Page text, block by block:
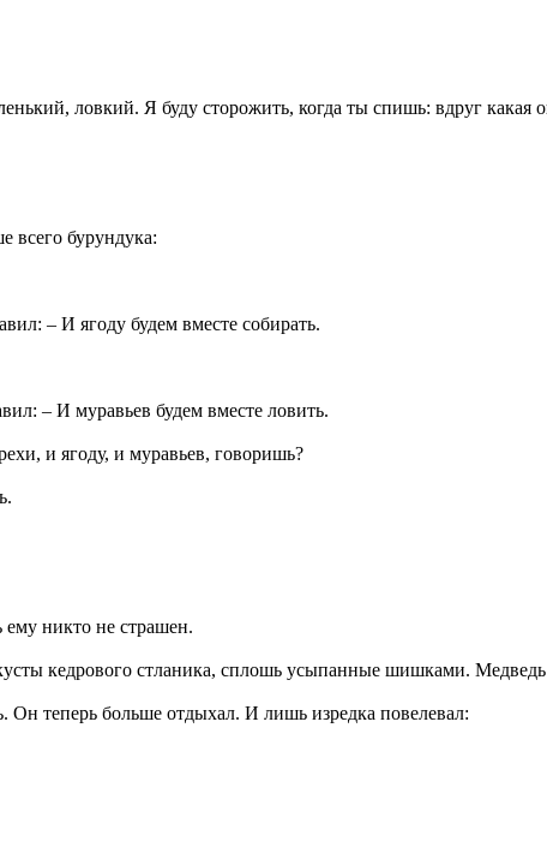
ловкий. Я буду сторожить, когда ты спишь: вдруг какая
всего бурундука:
– И ягоду будем вместе собирать.
– И муравьев будем вместе ловить.
и ягоду, и муравьев, говоришь?
ему никто не страшен.
кедрового стланика, сплошь усыпанные шишками. Медведь
Он теперь больше отдыхал. И лишь изредка повелевал: